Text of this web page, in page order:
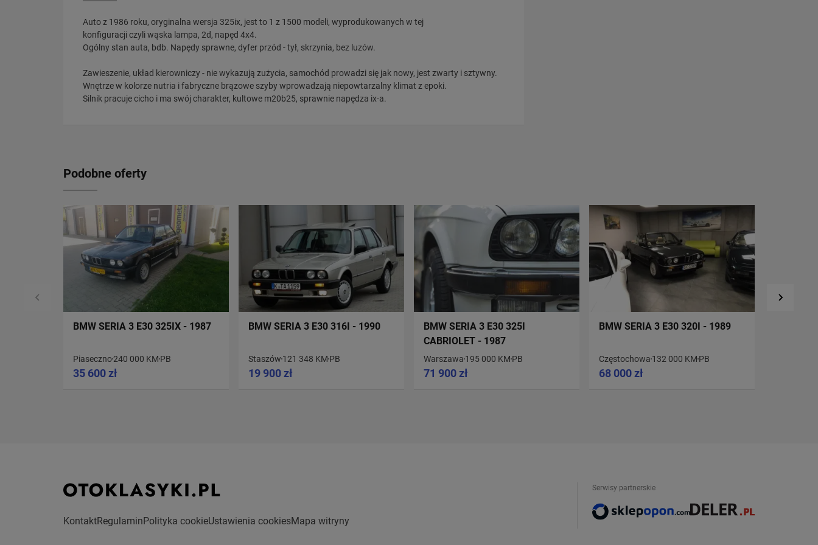
Auto z 1986 roku, oryginalna wersja 325ix, jest to 1 z 1500 modeli, wyprodukowanych w tej
konfiguracji czyli wąska lampa, 2d, napęd 4x4.
Ogólny stan auta, bdb. Napędy sprawne, dyfer przód - tył, skrzynia, bez luzów.
Zawieszenie, układ kierowniczy - nie wykazują zużycia, samochód prowadzi się jak nowy, jest zwarty i sztywny.
Wnętrze w kolorze nutria i fabryczne brązowe szyby wprowadzają niepowtarzalny klimat z epoki.
Silnik pracuje cicho i ma swój charakter, kultowe m20b25, sprawnie napędza ix-a.
Podobne oferty
BMW SERIA 3 E30 325IX - 1987
Piaseczno240 000 KM PB
35 600 zł
BMW SERIA 3 E30 316I - 1990
Staszów 121 348 KM PB
19 900 zł
BMW SERIA 3 E30 325I
CABRIOLET - 1987
Warszawa 195 000 KM PB
71 900 zł
BMW SERIA 3 E30 320I - 1989
Częstochowa 132 000 KM PB
68 000 zł
KontaktRegulaminPolityka cookieUstawienia cookiesMapa witryny
Serwisy partnerskie